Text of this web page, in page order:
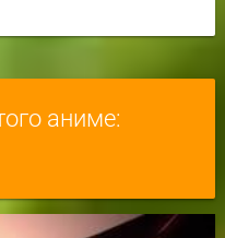
аниме: